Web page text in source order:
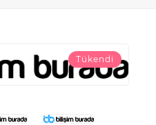
Tükendi